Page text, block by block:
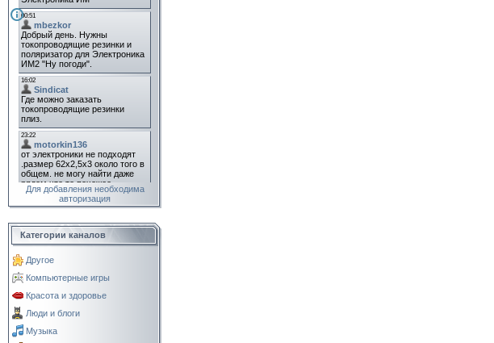
Для добавления необходима
авторизация
Категории каналов
Другое
Компьютерные игры
Красота и здоровье
Люди и блоги
Музыка